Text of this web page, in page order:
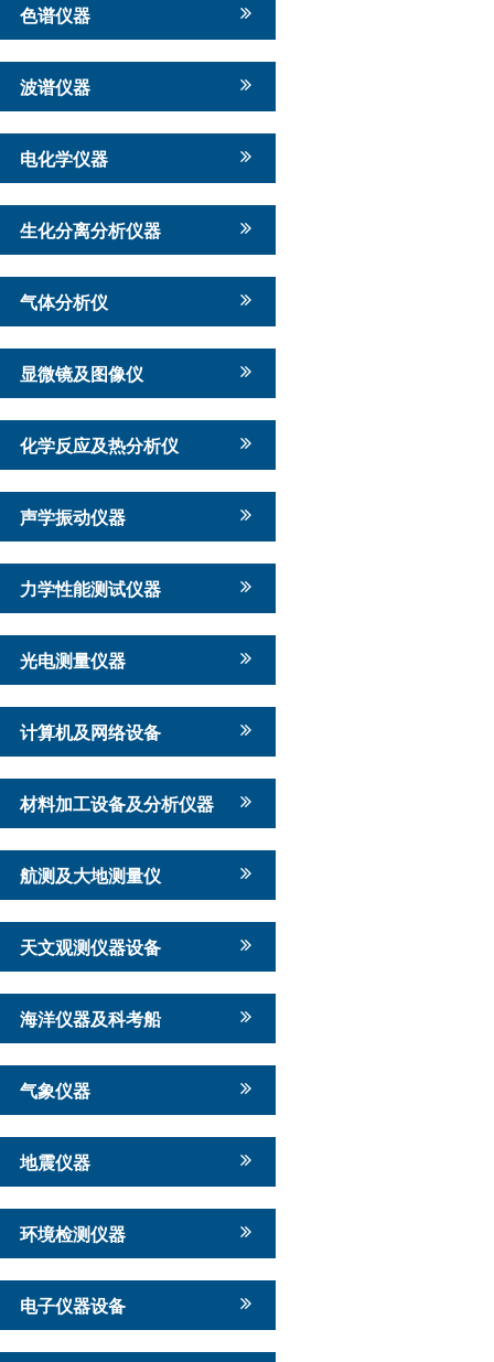
色谱仪器
波谱仪器
电化学仪器
生化分离分析仪器
气体分析仪
显微镜及图像仪
化学反应及热分析仪
声学振动仪器
力学性能测试仪器
光电测量仪器
计算机及网络设备
材料加工设备及分析仪器
航测及大地测量仪
天文观测仪器设备
海洋仪器及科考船
气象仪器
地震仪器
环境检测仪器
电子仪器设备